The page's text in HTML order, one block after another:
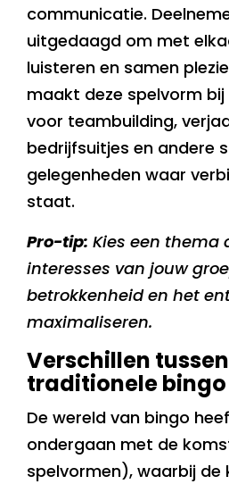
communicatie.
uitgedaagd om met
luisteren en samen
maakt deze spelvorm
voor teambuilding,
bedrijfsuitjes en andere
gelegenheden waar
staat.
Pro-tip: Kies een thema
interesses van jouw
betrokkenheid en het
maximaliseren.
Verschillen
traditionele bingo
De wereld van bingo
ondergaan met de
spelvormen), waarbij de